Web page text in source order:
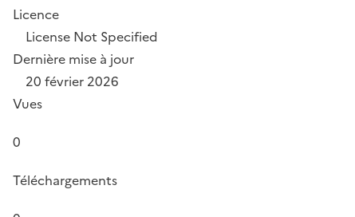
Licence
License Not Specified
Dernière mise à jour
20 février 2026
Vues
0
Téléchargements